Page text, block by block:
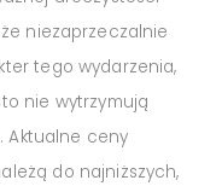
niezaprzeczalnie
tego wydarzenia,
nie wytrzymują
Aktualne ceny
do najniższych,